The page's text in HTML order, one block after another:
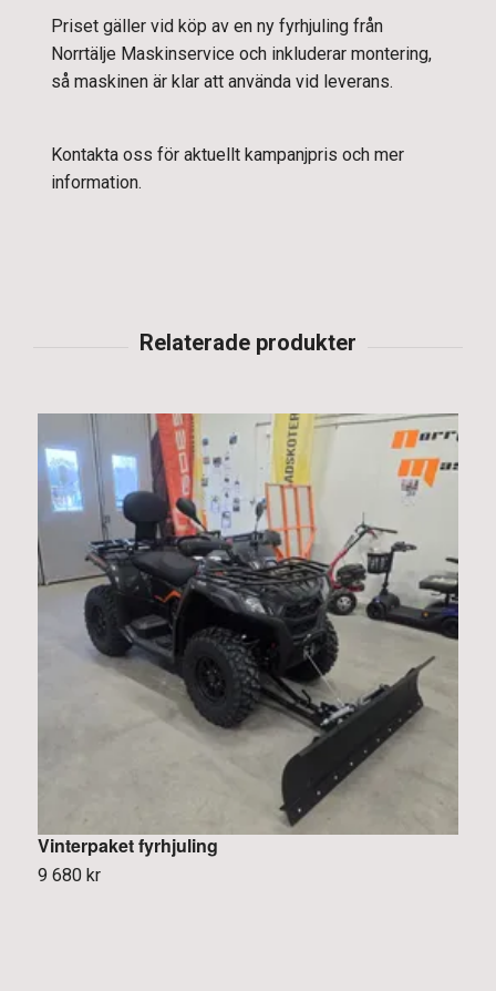
Priset gäller vid köp av en ny fyrhjuling från
Norrtälje Maskinservice och inkluderar montering,
så maskinen är klar att använda vid leverans.
Kontakta oss för aktuellt kampanjpris och mer
information.
Vinterpaket fyrhjuling
9 680 kr